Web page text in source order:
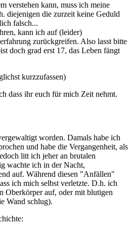
verstehen kann, muss ich meine
diejenigen die zurzeit keine Geduld
falsch...
kann ich auf (leider)
zurückgreifen. Also lasst bitte
doch grad erst 17, das Leben fängt
kurzzufassen)
dass ihr euch für mich Zeit nehmt.
worden. Damals habe ich
und habe die Vergangenheit, als
litt ich jeher an brutalen
wachte ich in der Nacht,
auf. Während diesen "Anfällen"
ich mich selbst verletzte. D.h. ich
Oberkörper auf, oder mit blutigen
Wand schlug).